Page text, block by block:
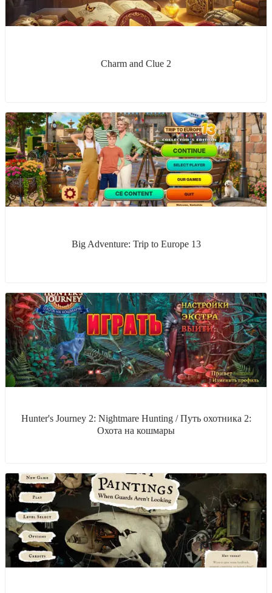
Charm and Clue 2
Big Adventure: Trip to Europe 13
Hunter's Journey 2: Nightmare Hunting / Путь охотника 2:
Охота на кошмары